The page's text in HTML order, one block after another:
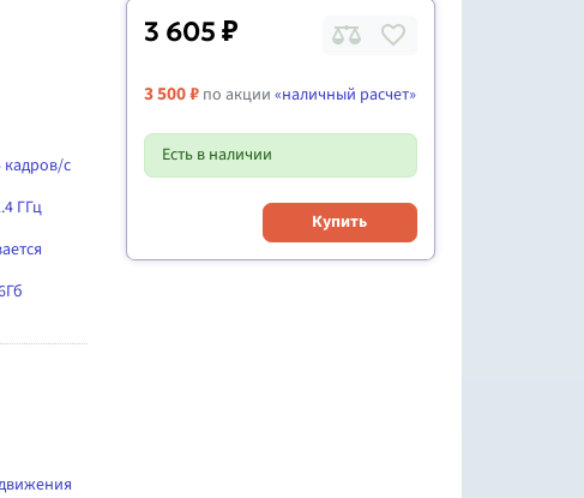
3 605 ₽
3 500 ₽по акции «наличный расчет»
Есть в наличии
Купить
кадров/с
ГГц